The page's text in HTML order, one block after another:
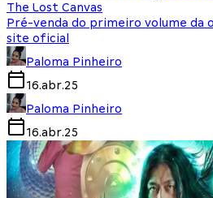
The Lost Canvas
Pré-venda do primeiro volume da
site oficial
Paloma Pinheiro
16.abr.25
Paloma Pinheiro
16.abr.25